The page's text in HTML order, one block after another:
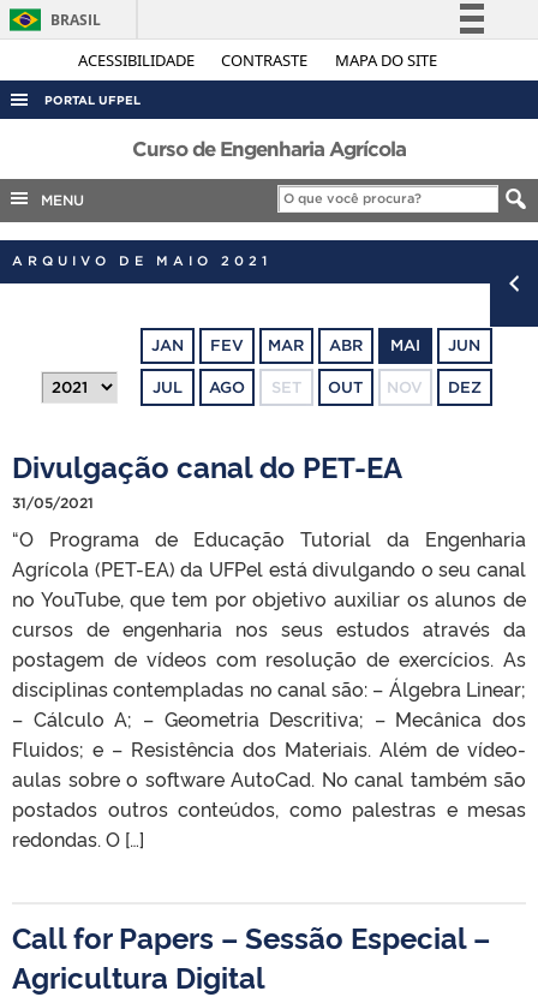
ACESSIBILIDADE CONTRASTE MAPA DO SITE
BRASIL
Simplifique!
Acesso à informação
Legislação
Canais
PORTAL UFPEL
ACESSO À INFORMAÇÃO
AUDITORIA
COBALTO
CONCURSOS
OUVIDORIA
TELEFONES
Curso de Engenharia Agrícola
MENU
ARQUIVO DE MAIO 2021
JAN FEV MAR ABR MAI JUN
JUL AGO SET OUT NOV DEZ
Divulgação canal do PET-EA
31/05/2021
“O Programa de Educação Tutorial da Engenharia
Agrícola (PET-EA) da UFPel está divulgando o seu canal
no YouTube, que tem por objetivo auxiliar os alunos de
cursos de engenharia nos seus estudos através da
postagem de vídeos com resolução de exercícios. As
disciplinas contempladas no canal são: – Álgebra Linear;
– Cálculo A; – Geometria Descritiva; – Mecânica dos
Fluidos; e – Resistência dos Materiais. Além de vídeo-
aulas sobre o software AutoCad. No canal também são
postados outros conteúdos, como palestras e mesas
redondas. O […]
Call for Papers – Sessão Especial –
Agricultura Digital